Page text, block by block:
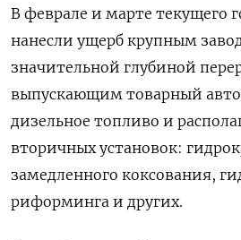
В феврале и марте текущего
нанесли ущерб крупным
значительной глубиной
выпускающим товарный
дизельное топливо и
вторичных установок:
замедленного коксования,
риформинга и других.